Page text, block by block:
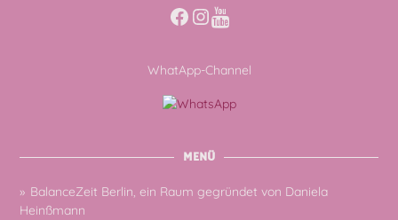
Facebook
Instagram
WhatApp-Channel
MENÜ
BalanceZeit Berlin, ein Raum gegründet von Daniela
Heinßmann